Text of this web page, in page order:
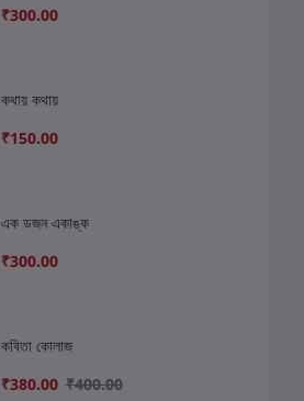
₹300.00
কথায় কথায়
₹150.00
এক ডজন একাঙ্ক
₹300.00
কবিতা কোলাজ
₹380.00 ₹400.00